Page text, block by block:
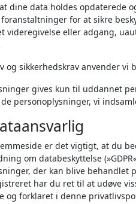
dine data holdes opdaterede
for at sikre
videregivelse eller adgang,
og sikkerhedskrav anvender
gives kun til uddannet
personoplysninger, vi
er det vigtigt, at du
om databeskyttelse
der kan blive
har du ret til at udøve
og forklaret i denne